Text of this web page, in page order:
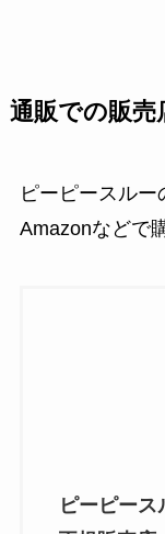
通販での販売
ピーピースルー
Amazonなどで
ピーピース